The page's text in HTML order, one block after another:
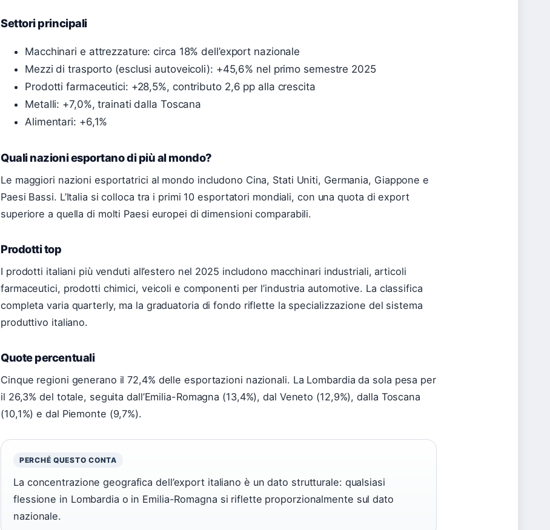
Settori principali
Macchinari e attrezzature: circa 18% dell’export nazionale
Mezzi di trasporto (esclusi autoveicoli): +45,6% nel primo semestre 2025
Prodotti farmaceutici: +28,5%, contributo 2,6 pp alla crescita
Metalli: +7,0%, trainati dalla Toscana
Alimentari: +6,1%
Quali nazioni esportano di più al mondo?
Le maggiori nazioni esportatrici al mondo includono Cina, Stati Uniti, Germania, Giappone e
Paesi Bassi. L’Italia si colloca tra i primi 10 esportatori mondiali, con una quota di export
superiore a quella di molti Paesi europei di dimensioni comparabili.
Prodotti top
I prodotti italiani più venduti all’estero nel 2025 includono macchinari industriali, articoli
farmaceutici, prodotti chimici, veicoli e componenti per l’industria automotive. La classifica
completa varia quarterly, ma la graduatoria di fondo riflette la specializzazione del sistema
produttivo italiano.
Quote percentuali
Cinque regioni generano il 72,4% delle esportazioni nazionali. La Lombardia da sola pesa per
il 26,3% del totale, seguita dall’Emilia-Romagna (13,4%), dal Veneto (12,9%), dalla Toscana
(10,1%) e dal Piemonte (9,7%).
PERCHÉ QUESTO CONTA
La concentrazione geografica dell’export italiano è un dato strutturale: qualsiasi
flessione in Lombardia o in Emilia-Romagna si riflette proporzionalmente sul dato
nazionale.